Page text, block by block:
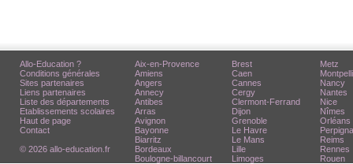
Allo-Education ?
Conditions générales
Sites partenaires
Liens partenaires
Liste des départements
Etablissements scolaires
Haut de page
Contact
© 2026 allo-education.fr
Aix-en-Provence
Amiens
Angers
Annecy
Antibes
Arras
Avignon
Bayonne
Biarritz
Bordeaux
Boulogne-billancourt
Brest
Caen
Cannes
Cergy
Clermont-Ferrand
Dijon
Grenoble
Le Havre
Le Mans
Lille
Limoges
Metz
Nancy
Nantes
Nice
Nîmes
Orléans
Reims
Rennes
Rouen